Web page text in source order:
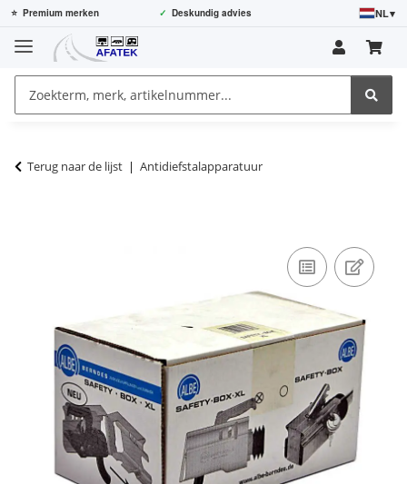
⭐ Premium merken ✓ Deskundig advies NL▾
Terug naar de lijst Antidiefstalapparatuur